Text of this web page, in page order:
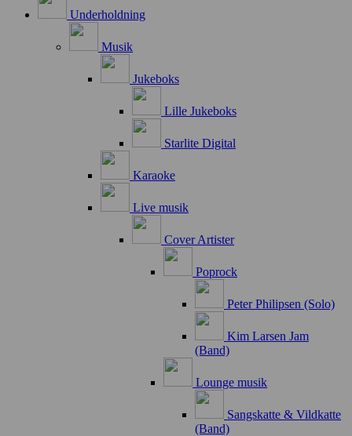
Underholdning
Musik
Jukeboks
Lille Jukeboks
Starlite Digital
Karaoke
Live musik
Cover Artister
Poprock
Peter Philipsen (Solo)
Kim Larsen Jam
(Band)
Lounge musik
Sangskatte & Vildkatte
(Band)